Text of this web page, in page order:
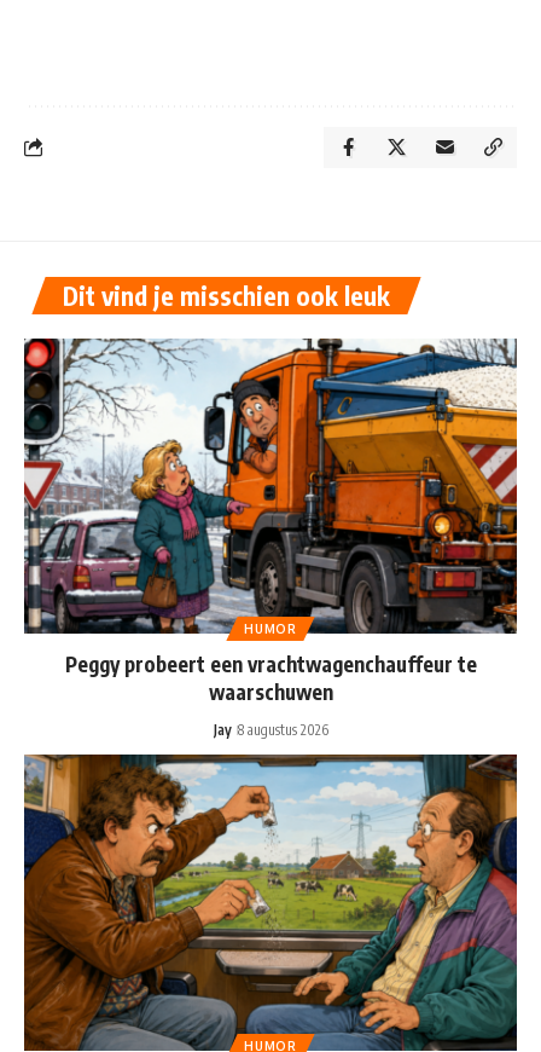
Dit vind je misschien ook leuk
HUMOR
Peggy probeert een vrachtwagenchauffeur te
waarschuwen
Jay 8 augustus 2026
HUMOR